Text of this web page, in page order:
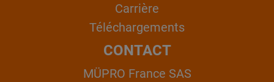
Carrière
Téléchargements
CONTACT
MÜPRO France SAS